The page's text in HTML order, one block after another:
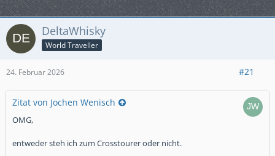
DeltaWhisky
World Traveller
24. Februar 2026 #21
Zitat von Jochen Wenisch
OMG,
entweder steh ich zum Crosstourer oder nicht.